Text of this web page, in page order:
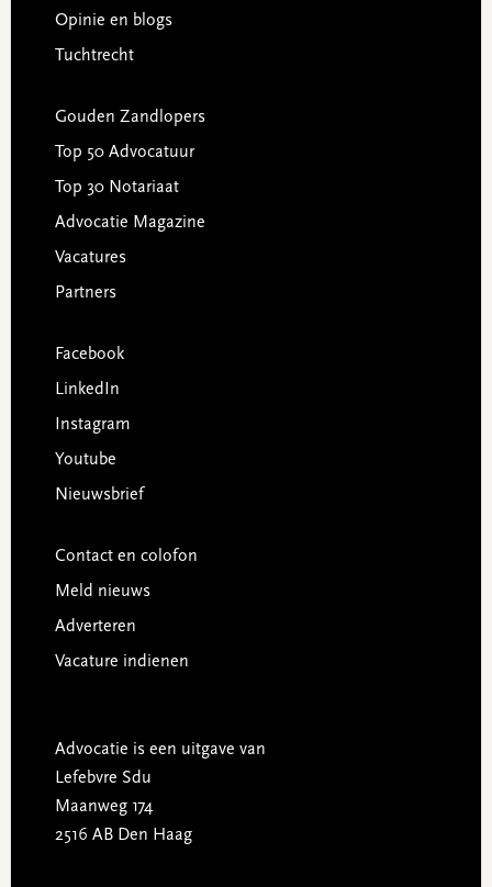
Opinie en blogs
Tuchtrecht
Gouden Zandlopers
Top 50 Advocatuur
Top 30 Notariaat
Advocatie Magazine
Vacatures
Partners
Facebook
LinkedIn
Instagram
Youtube
Nieuwsbrief
Contact en colofon
Meld nieuws
Adverteren
Vacature indienen
Advocatie is een uitgave van
Lefebvre Sdu
Maanweg 174
2516 AB Den Haag